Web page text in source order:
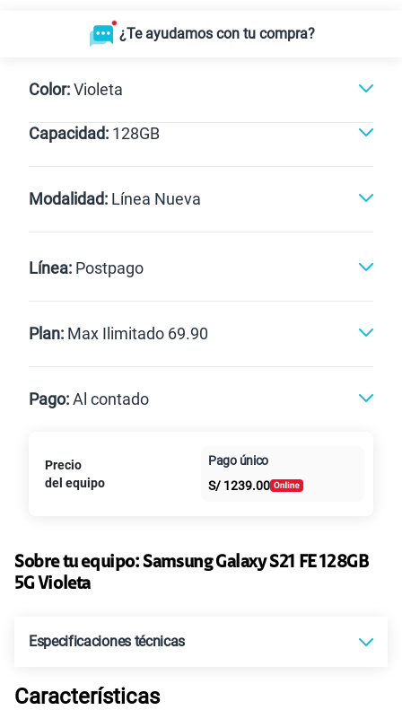
¿Te ayudamos con tu compra?
Color:Violeta
Capacidad: 128GB
128GB
Modalidad: Línea Nueva
Renovación Celular liberado
Línea: Postpago
Postpago
Plan: Max Ilimitado 69.90
Paga solo
25GBen alta velocidad
S/
Paga solo S/49.90
Pago:Al contado
Al contado Cuotas Claro
intereses
Precio
del equipo
Pago único
S/ 1239.00
Sobre tu equipo: SamsungGalaxy S21 FE 128GB
5G Violeta
Especificaciones técnicas
Tecnología de Pantalla
Características